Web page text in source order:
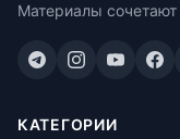
Материалы
КАТЕГОРИИ